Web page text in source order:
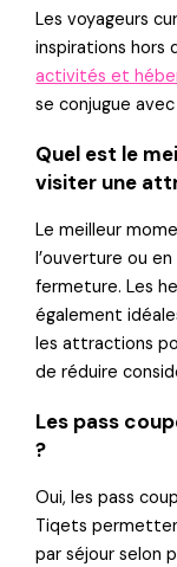
Les voyageurs
inspirations hors
activités et
se conjugue
Quel est le
visiter une
Le meilleur
l’ouverture ou
fermeture. Les
également
les attractions
de réduire
Les pass
?
Oui, les pass
Tiqets
par séjour selon